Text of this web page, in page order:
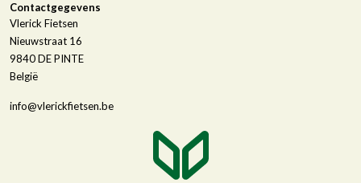
Contactgegevens
Vlerick Fietsen
Nieuwstraat 16
9840DE PINTE
België
info@vlerickfietsen.be